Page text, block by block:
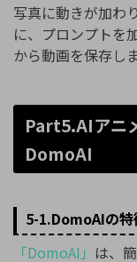
写真に動きが加わ
に、プロンプトを
から動画を保存しま
Part5.AIアニ
DomoAI
5-1.DomoAIの特
「DomoAI」 は、